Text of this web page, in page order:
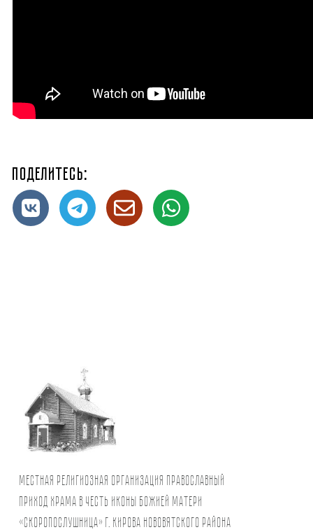
Поделитесь:
Местная религиозная организация православный
Приход храма в честь иконы Божией Матери
«Скоропослушница» г. Кирова Нововятского района